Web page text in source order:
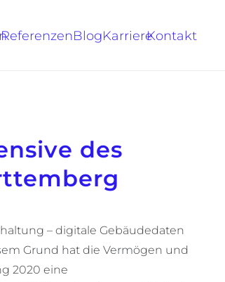
ReferenzenBlogKarriereKontakt
des
– digitale Gebäudedaten
Grund hat die Vermögen und
2020 eine